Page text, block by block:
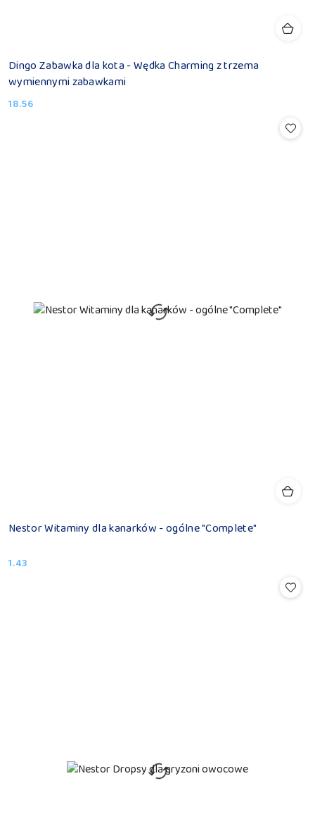
Dingo Zabawka dla kota - Wędka Charming z trzema
wymiennymi zabawkami
Cena:
18.56
Nestor Witaminy dla kanarków - ogólne "Complete"
Cena:
1.43